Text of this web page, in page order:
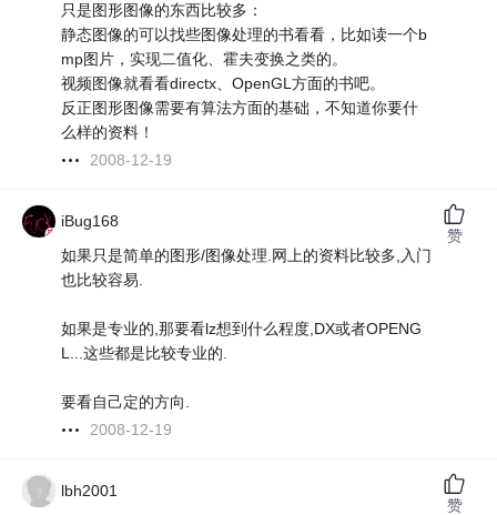
只是图形图像的东西比较多：
静态图像的可以找些图像处理的书看看，比如读一个b
mp图片，实现二值化、霍夫变换之类的。
视频图像就看看directx、OpenGL方面的书吧。
反正图形图像需要有算法方面的基础，不知道你要什
么样的资料！
2008-12-19
iBug168
如果只是简单的图形/图像处理.网上的资料比较多,入门
也比较容易.
如果是专业的,那要看lz想到什么程度,DX或者OPENG
L...这些都是比较专业的.
要看自己定的方向.
2008-12-19
赞
lbh2001
赞